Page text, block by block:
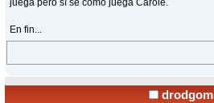
juega pero sí sé cómo juega Carole.
En fin...
drodgom